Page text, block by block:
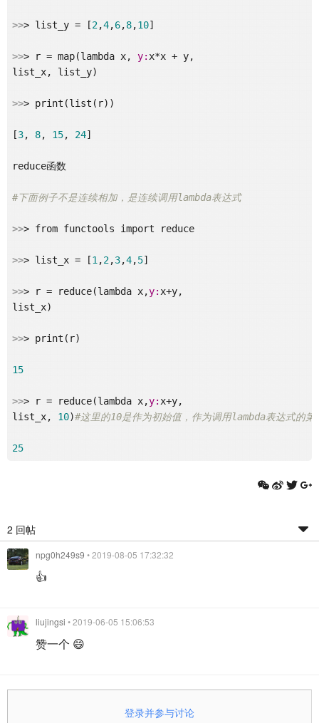
>>> list_y = [2,4,6,8,10]
>>> r = map(lambda x, y: x*x + y,
list_x, list_y)
>>> print(list(r))
[3, 8, 15, 24]
reduce函数
#下面例子不是连续相加，是连续调用lambda表达式
>>> from functools import reduce
>>> list_x = [1 ,2,3,4,5]
>>> r = reduce(lambda x,y: x+y,
list_x)
>>> print(r)
15
>>> r = reduce(lambda x,y: x+y,
list_x, 10)#这里的10是作为初始值，作为调用lambda表达式的第
25
2 回帖
npg0h249s9 • 2019-08-05 17:32:32
👍
liujingsi • 2019-06-05 15:06:53
赞一个 😄
登录并参与讨论